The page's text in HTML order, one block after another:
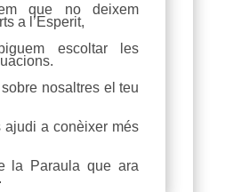
que no deixem
a l’Esperit,
escoltar les
nosaltres el teu
ajudi a conèixer més
la Paraula que ara